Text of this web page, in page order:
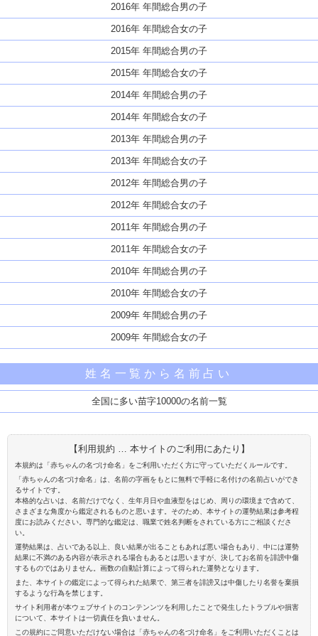
2016年 年間総合男の子
2016年 年間総合女の子
2015年 年間総合男の子
2015年 年間総合女の子
2014年 年間総合男の子
2014年 年間総合女の子
2013年 年間総合男の子
2013年 年間総合女の子
2012年 年間総合男の子
2012年 年間総合女の子
2011年 年間総合男の子
2011年 年間総合女の子
2010年 年間総合男の子
2010年 年間総合女の子
2009年 年間総合男の子
2009年 年間総合女の子
姓名一覧から名前占い
全国に多い苗字10000の名前一覧
【利用規約 … 本サイトのご利用にあたり】
本規約は「赤ちゃんの名づけ命名」をご利用いただく方に守っていただくルールです。
「赤ちゃんの名づけ命名」は、名前の字画をもとに無料で手軽に名付けの名前占いができ
るサイトです。
本格的な占いは、名前だけでなく、生年月日や血液型をはじめ、周りの環境まで含めて、
さまざまな角度から鑑定されるものと思います。そのため、本サイトの運勢結果は参考程
度にお読みください。専門的な鑑定は、職業で姓名判断をされている方にご相談くださ
い。
運勢結果は、占いである以上、良い結果が出ることもあれば悪い場合もあり、中には運勢
結果に不満のある内容が表示される場合もあるとは思いますが、決してお名前を誹謗中傷
するものではありません。画数の自動計算によって得られた運勢となります。
また、本サイトの鑑定によって得られた結果で、第三者を誹謗又は中傷したり名誉を棄損
するような行為を禁じます。
サイト利用者が本ウェブサイトのコンテンンツを利用したことで発生したトラブルや損害
について、本サイトは一切責任を負いません。
この規約にご同意いただけない場合は「赤ちゃんの名づけ命名」をご利用いただくことは